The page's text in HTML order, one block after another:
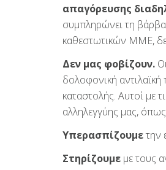
απαγόρευσης
συμπληρώνει τη
καθεστωτικών ΜΜΕ,
Δεν μας φοβίζουν.
δολοφονική αντιλαϊκή
καταστολής. Αυτοί με
αλληλεγγύης μας,
Υπερασπίζουμετην
Στηρίζουμε με τους